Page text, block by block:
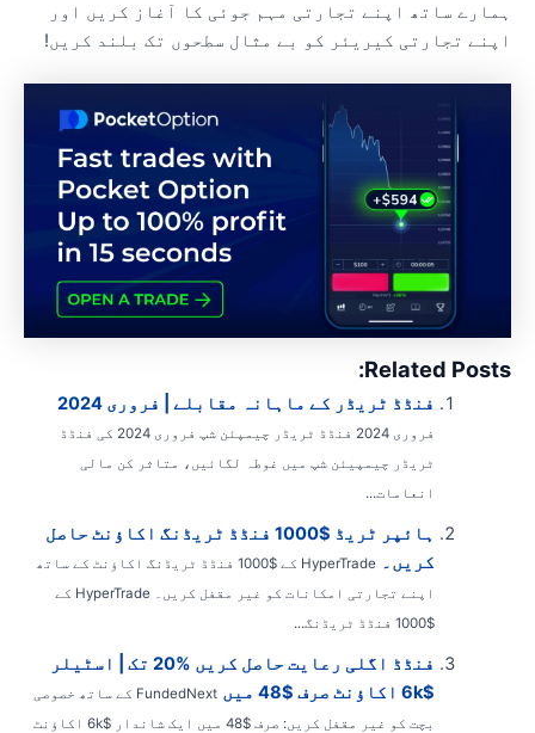
ساتھ اپنے تجارتی مہم جوئی کا آغاز کریں اور
تجارتی کیریئر کو بے مثال سطحوں تک بلند کریں!
Related
فنڈڈ ٹریڈر کے ماہانہ مقابلے | فروری 2024
فروری 2024 فنڈڈ ٹریڈر چیمپئن شپ فروری 2024 کی فنڈڈ
ٹریڈر چیمپیئن شپ میں غوطہ لگائیں، متاثر کن مالی
انعامات...
ہائپر ٹریڈ $1000 فنڈڈ ٹریڈنگ اکاؤنٹ حاصل
کریں۔
HyperTrade کے $1000 فنڈڈ ٹریڈنگ اکاؤنٹ کے ساتھ
اپنے تجارتی امکانات کو غیر مقفل کریں۔ HyperTrade کے
فنڈڈ اگلی رعایت حاصل کریں %20 تک | اسٹیلر
FundedNext کے ساتھ خصوصی
بچت کو غیر مقفل کریں: صرف $48 میں ایک شاندار $6k اکاؤنٹ